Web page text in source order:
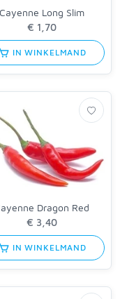
Cayenne Long Slim
IN WINKELMAND
Dragon Red
IN WINKELMAND